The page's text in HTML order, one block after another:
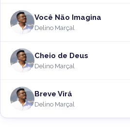
Você Não Imagina
Delino Marçal
Cheio de Deus
Delino Marçal
Breve Virá
Delino Marçal